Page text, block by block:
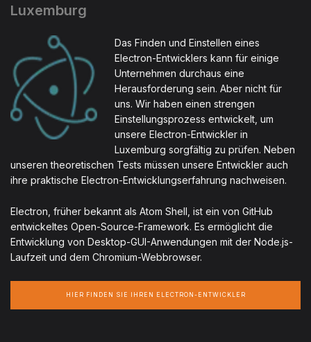
Luxemburg
Das Finden und Einstellen eines
Electron-Entwicklers kann für einige
Unternehmen durchaus eine
Herausforderung sein. Aber nicht für
uns. Wir haben einen strengen
Einstellungsprozess entwickelt, um
unsere Electron-Entwickler in
Luxemburg sorgfältig zu prüfen. Neben
unseren theoretischen Tests müssen unsere Entwickler auch
ihre praktische Electron-Entwicklungserfahrung nachweisen.
Electron, früher bekannt als Atom Shell, ist ein von GitHub
entwickeltes Open-Source-Framework. Es ermöglicht die
Entwicklung von Desktop-GUI-Anwendungen mit der Node.js-
Laufzeit und dem Chromium-Webbrowser.
HIER FINDEN SIE IHREN ELECTRON-ENTWICKLER